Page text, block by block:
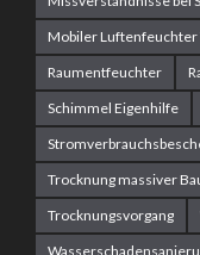
Mobiler Luftenfeuchter
Raumentfeuchter
Schimmel Eigenhilfe
Trocknung massiver
Trocknungsvorgang